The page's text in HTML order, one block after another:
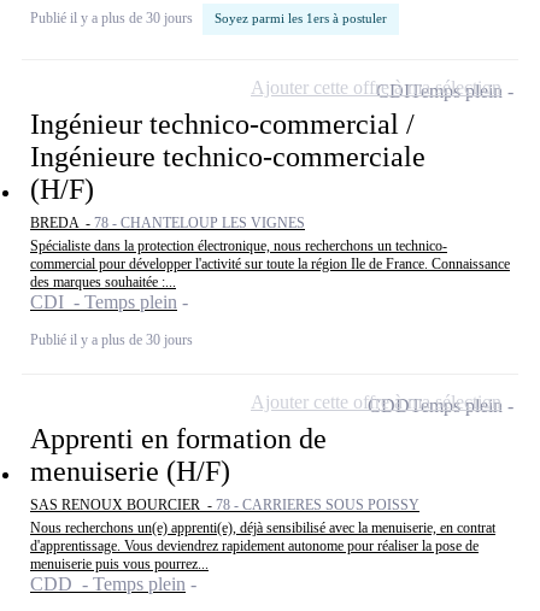
Publié il y a plus de 30 jours Soyez parmi les 1ers à postuler
Ingénieur technico-commercial /
Ingénieure technico-commerciale
(H/F)
BREDA - 78 - CHANTELOUP LES VIGNES
Spécialiste dans la protection électronique, nous recherchons un technico-
commercial pour développer l'activité sur toute la région Ile de France. Connaissance
des marques souhaitée :...
CDI - Temps plein
Publié il y a plus de 30 jours
CDITemps plein
Ajouter cette offre à ma sélection
Apprenti en formation de
menuiserie (H/F)
SAS RENOUX BOURCIER - 78 - CARRIERES SOUS POISSY
Nous recherchons un(e) apprenti(e), déjà sensibilisé avec la menuiserie, en contrat
d'apprentissage. Vous deviendrez rapidement autonome pour réaliser la pose de
menuiserie puis vous pourrez...
CDD - Temps plein
CDDTemps plein
Ajouter cette offre à ma sélection